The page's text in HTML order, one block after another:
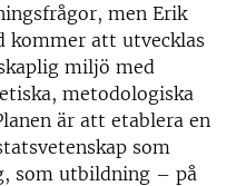
men Erik
kommer att utvecklas
miljö med
metodologiska
är att etablera en
som
som utbildning – på